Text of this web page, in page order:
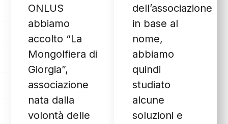
ONLUS
abbiamo
accolto “La
Mongolfiera di
Giorgia”,
associazione
nata dalla
volontà delle
dell’associazione
in base al
nome,
abbiamo
quindi
studiato
alcune
soluzioni e